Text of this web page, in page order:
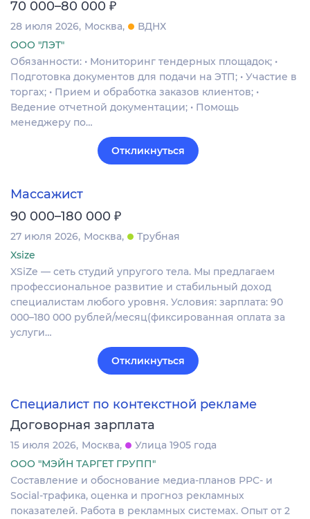
70 000–80 000 ₽
28 июля 2026 Москва
ВДНХ
ООО "ЛЭТ"
Обязанности: • Мониторинг тендерных площадок; •
Подготовка документов для подачи на ЭТП; • Участие в
торгах; • Прием и обработка заказов клиентов; •
Ведение отчетной документации; • Помощь
менеджеру по…
Откликнуться
Массажист
90 000–180 000 ₽
27 июля 2026 Москва
Трубная
Xsize
XSiZe — сеть студий упругого тела. Мы предлагаем
профессиональное развитие и стабильный доход
специалистам любого уровня. Условия: зарплата: 90
000–180 000 рублей/месяц(фиксированная оплата за
услуги…
Откликнуться
Специалист по контекстной рекламе
Договорная зарплата
15 июля 2026 Москва
Улица 1905 года
ООО "МЭЙН ТАРГЕТ ГРУПП"
Составление и обоснование медиа-планов PPC- и
Social-трафика, оценка и прогноз рекламных
показателей. Работа в рекламных системах. Опыт от 2